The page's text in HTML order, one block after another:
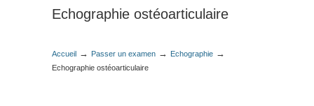
Echographie ostéoarticulaire
Accueil → Passer un examen → Echographie →
Echographie ostéoarticulaire